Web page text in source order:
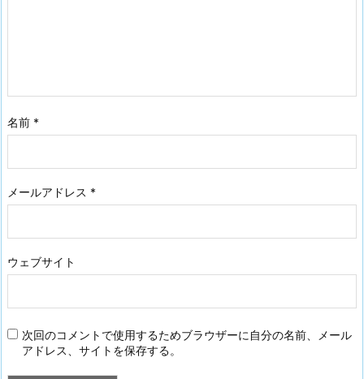
名前 *
メールアドレス *
ウェブサイト
次回のコメントで使用するためブラウザーに自分の名前、メール
アドレス、サイトを保存する。